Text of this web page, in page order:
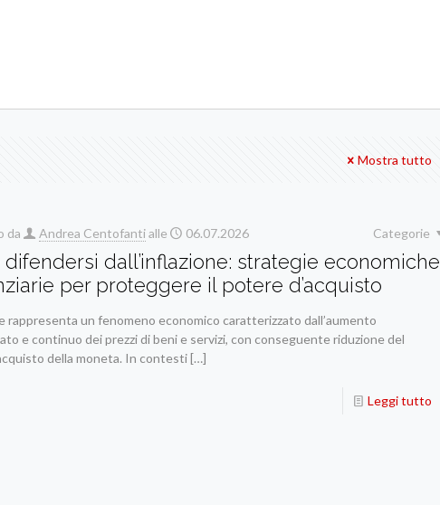
Mostra tutto
da Andrea Centofantialle 06.07.2026 Categorie
dall’inflazione: strategie economiche
per proteggere il potere d’acquisto
rappresenta un fenomeno economico caratterizzato dall’aumento
e continuo dei prezzi di beni e servizi, con conseguente riduzione del
della moneta. In contesti[…]
Leggi tutto